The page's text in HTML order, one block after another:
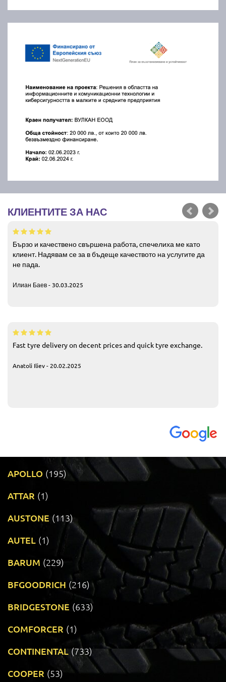
КЛИЕНТИТЕ ЗА НАС
Бързо и качествено свършена работа, спечелиха ме като
клиент. Надявам се за в бъдеще качеството на услугите да
не пада.
Илиан Баев - 30.03.2025
Fast tyre delivery on decent prices and quick tyre exchange.
Anatoli Iliev - 20.02.2025
APOLLO (195)
ATTAR (1)
AUSTONE (113)
AUTEL (1)
BARUM (229)
BFGOODRICH (216)
BRIDGESTONE (633)
COMFORCER (1)
CONTINENTAL (733)
COOPER (53)